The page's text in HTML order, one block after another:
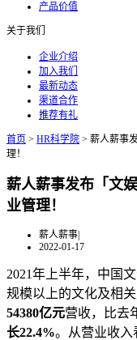
产品价值
关于我们
企业介绍
加入我们
最新动态
渠道合作
推荐有礼
首页 > HR科学院 > 薪人薪事
理！
薪人薪事发布「文
业管理！
薪人薪事|
2022-01-17
2021年上半年，中国
规模以上的文化及相
54380亿元营收，比去
长22.4%。从营业收入